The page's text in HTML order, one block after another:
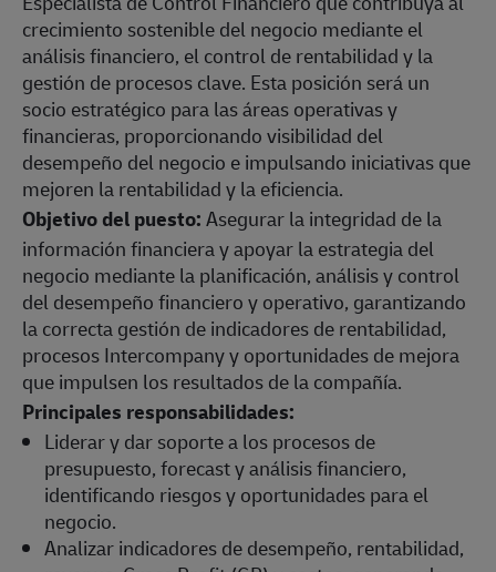
crecimiento sostenible del negocio mediante el
análisis financiero, el control de rentabilidad y la
gestión de procesos clave. Esta posición será un
socio estratégico para las áreas operativas y
financieras, proporcionando visibilidad del
desempeño del negocio e impulsando iniciativas que
mejoren la rentabilidad y la eficiencia.
Objetivo del puesto:Asegurar la integridad de la
información financiera y apoyar la estrategia del
negocio mediante la planificación, análisis y control
del desempeño financiero y operativo, garantizando
la correcta gestión de indicadores de rentabilidad,
procesos Intercompany y oportunidades de mejora
que impulsen los resultados de la compañía.
Principales responsabilidades:
Liderar y dar soporte a los procesos de
presupuesto, forecast y análisis financiero,
identificando riesgos y oportunidades para el
negocio.
Analizar indicadores de desempeño, rentabilidad,